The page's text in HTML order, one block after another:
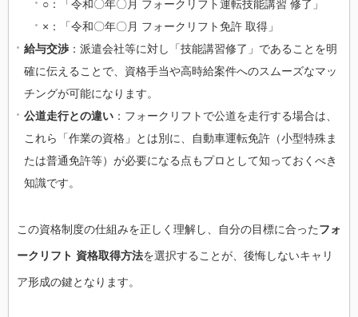
○：「令和〇年〇月 フォークリフト運転技能講習 修了」
×：「令和〇年〇月 フォークリフト免許 取得」
給与交渉 ：派遣会社等に対し「技能講習修了」であることを明
確に伝えることで、資格手当や高時給案件へのスムーズなマッ
チングが可能になります。
公道走行との違い ：フォークリフトで公道を走行する場合は、
これら「作業の資格」とは別に、自動車運転免許（小型特殊ま
たは普通免許等）が必要になる点もプロとして知っておくべき
知識です。
この資格制度の仕組みを正しく理解し、自分の目標に合ったフォ
ークリフト 資格取得方法を選択することが、後悔しないキャリ
ア形成の鍵となります。